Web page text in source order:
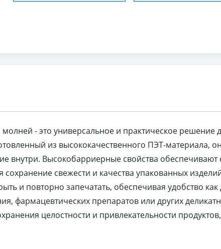
- это универсальное и практическое решение
из высококачественного ПЭТ-материала,
внутри. Высокобарриерные свойства
свежести и качества упакованных
и повторно запечатать, обеспечивая удобство как
фармацевтических препаратов или других
целостности и привлекательности